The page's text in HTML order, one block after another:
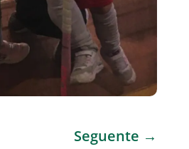
Seguente →